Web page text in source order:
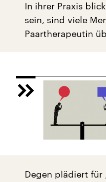
In ihrer Praxis
sein, sind viele
Paartherapeutin
Degen plädiert für